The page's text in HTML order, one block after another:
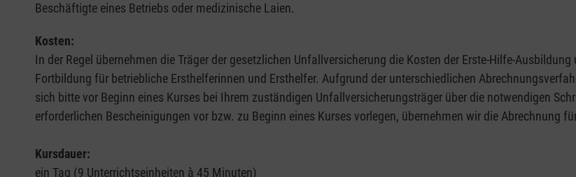
Beschäftigte eines Betriebs oder medizinische Laien.
Kosten:
In der Regel übernehmen die Träger der gesetzlichen Unfallversicherung die Kosten der Erste-Hilfe-Ausbildung
Fortbildung für betriebliche Ersthelferinnen und Ersthelfer. Aufgrund der unterschiedlichen
sich bitte vor Beginn eines Kurses bei Ihrem zuständigen Unfallversicherungsträger über die notwendigen
erforderlichen Bescheinigungen vor bzw. zu Beginn eines Kurses vorlegen, übernehmen wir die Abrechnung
Kursdauer:
ein Tag (9 Unterrichtseinheiten à 45 Minuten)